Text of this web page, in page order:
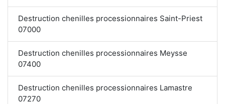
Destruction chenilles processionnaires Saint-Priest
07000
Destruction chenilles processionnaires Meysse
07400
Destruction chenilles processionnaires Lamastre
07270